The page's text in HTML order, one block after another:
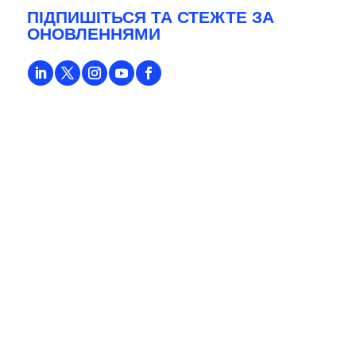
ПІДПИШІТЬСЯ ТА СТЕЖТЕ ЗА
ОНОВЛЕННЯМИ